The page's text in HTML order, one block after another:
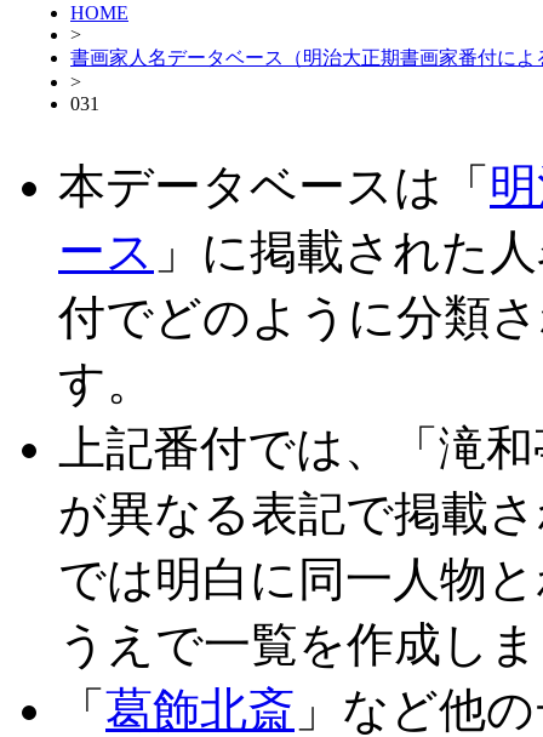
HOME
>
書画家人名データベース（明治大正期書画家番付によ
>
031
本データベースは「
ース 」に掲載された
付でどのように分類
す。
上記番付では、「滝
が異なる表記で掲載
では明白に同一人物
うえで一覧を作成し
「 葛飾北斎 」など他